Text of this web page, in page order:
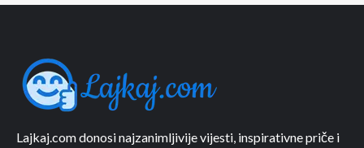
Lajkaj.com donosi najzanimljivije vijesti, inspirativne priče i